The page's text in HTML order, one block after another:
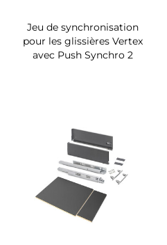
Jeu de synchronisation
pour les glissières Vertex
avec Push Synchro 2